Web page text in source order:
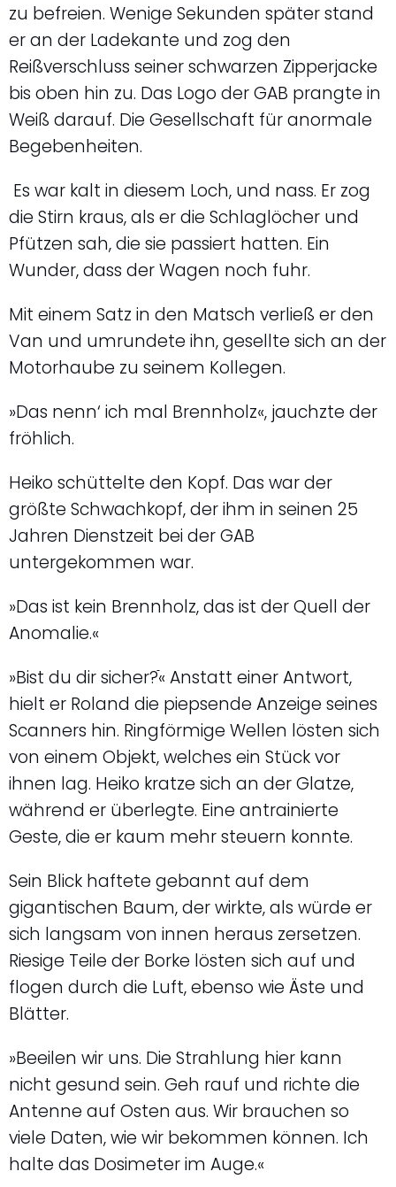
zu befreien. Wenige Sekunden später stand
er an der Ladekante und zog den
Reißverschluss seiner schwarzen Zipperjacke
bis oben hin zu. Das Logo der GAB prangte in
Weiß darauf. Die Gesellschaft für anormale
Begebenheiten.
Es war kalt in diesem Loch, und nass. Er zog
die Stirn kraus, als er die Schlaglöcher und
Pfützen sah, die sie passiert hatten. Ein
Wunder, dass der Wagen noch fuhr.
Mit einem Satz in den Matsch verließ er den
Van und umrundete ihn, gesellte sich an der
Motorhaube zu seinem Kollegen.
»Das nenn‘ ich mal Brennholz«, jauchzte der
fröhlich.
Heiko schüttelte den Kopf. Das war der
größte Schwachkopf, der ihm in seinen 25
Jahren Dienstzeit bei der GAB
untergekommen war.
»Das ist kein Brennholz, das ist der Quell der
Anomalie.«
»Bist du dir sicher?ֿ« Anstatt einer Antwort,
hielt er Roland die piepsende Anzeige seines
Scanners hin. Ringförmige Wellen lösten sich
von einem Objekt, welches ein Stück vor
ihnen lag. Heiko kratze sich an der Glatze,
während er überlegte. Eine antrainierte
Geste, die er kaum mehr steuern konnte.
Sein Blick haftete gebannt auf dem
gigantischen Baum, der wirkte, als würde er
sich langsam von innen heraus zersetzen.
Riesige Teile der Borke lösten sich auf und
flogen durch die Luft, ebenso wie Äste und
Blätter.
»Beeilen wir uns. Die Strahlung hier kann
nicht gesund sein. Geh rauf und richte die
Antenne auf Osten aus. Wir brauchen so
viele Daten, wie wir bekommen können. Ich
halte das Dosimeter im Auge.«